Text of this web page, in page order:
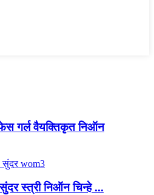
फेस गर्ल वैयक्तिकृत निऑन
स्त्री निऑन चिन्हे ...